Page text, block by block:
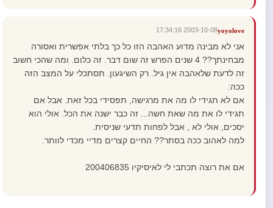
yoyolove
2003-10-08 17:34:16
אני לא מבינה מדוע האהבה הזו כל כך בלתי אפשרית ואסורה
מבחינתך?? 4 שנים הפרש זה שום דבר. זה כלום. ומה שהכי חשוב
זה לדעת שלאהבה אין גיל. רק השיגעון. תסתכלי על המצב הזה
ככה:
אם לא תגידי לו מה את מרגישה, תפסידי בכל זאת. אבל אם
תגידי לו את מה שאת חשה... זה כבר ישנה את הכל. אולי הוא
יסכים, אולי לא , אבל לפחות תדעי שניסית.
למה לאהוב ככה בסתר?? החיים קצרים מדיי מכדי לוותר.
אם את רוצה תכתבי לי לאיסיקיו 200406835